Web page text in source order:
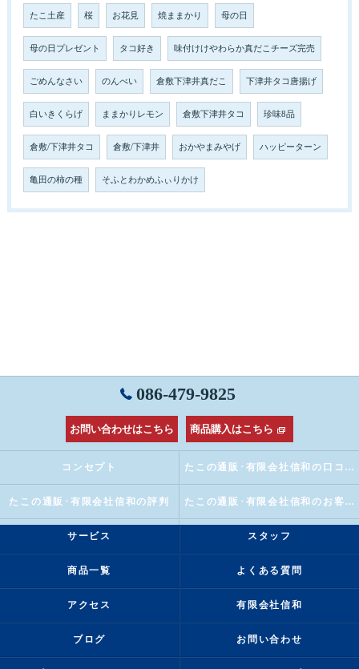
たこ土産 桜 お花見 焼ままかり 母の日
母の日プレゼント タコ好き 味付けけやわらか真だこチーズ完売
ごめんなさい のんべい 倉敷下津井真だこ 下津井タコ唐揚げ
白いきくらげ ままかりレモン 倉敷下津井タコ 珍味8品
倉敷/下津井タコ 倉敷/下津井 おかやまみやげ ハッピーターン
亀田の柿の種 そふとわかめふぃりかけ
086-479-9825
お問い合わせはこちら 商品購入はこちら
コンセプト たこの通販･有限会社信和の口コミ情報
たこの通販･有限会社信和の評判 たこの通販･有限会社信和のお客様の声
サービス スタッフ
商品一覧 よくある質問
アクセス 有限会社信和
ブログ お問い合わせ